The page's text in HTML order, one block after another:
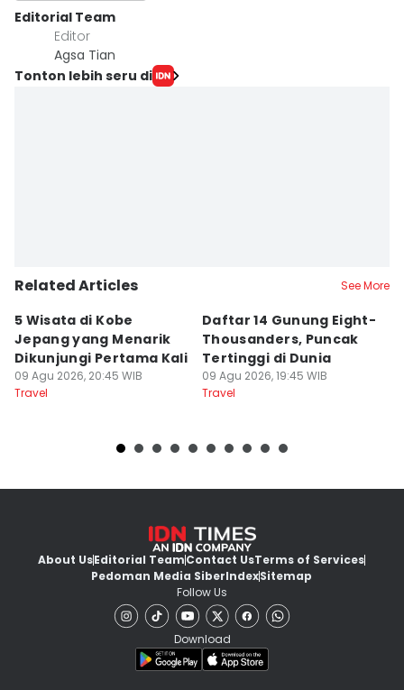
Editorial Team
Editor
Agsa Tian
Tonton lebih seru di
Related Articles See More
5 Wisata di Kobe
Jepang yang Menarik
Dikunjungi Pertama Kali
09 Agu 2026, 20:45 WIB
Travel
Daftar 14 Gunung Eight-
Thousanders, Puncak
Tertinggi di Dunia
09 Agu 2026, 19:45 WIB
Travel
About UsEditorial TeamContact UsTerms of Services
Pedoman Media SiberIndexSitemap
Follow Us
Download